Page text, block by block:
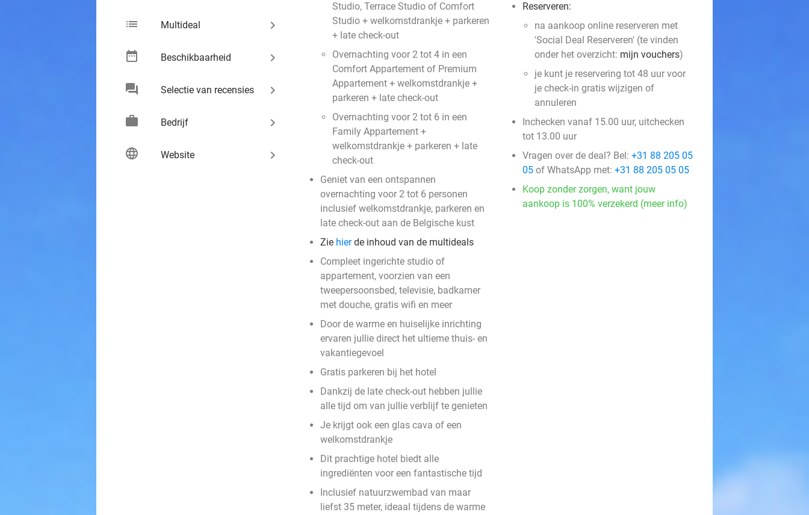
list Multideal keyboard_arrow_right
date_range Beschikbaarheid keyboard_arrow_right
chat Selectie van recensies keyboard_arrow_right
work Bedrijf keyboard_arrow_right
language Website keyboard_arrow_right
Studio, Terrace Studio of Comfort
Studio + welkomstdrankje + parkeren
+ late check-out
Overnachting voor 2 tot 4 in een
Comfort Appartement of Premium
Appartement + welkomstdrankje +
parkeren + late check-out
Overnachting voor 2 tot 6 in een
Family Appartement +
welkomstdrankje + parkeren + late
check-out
Geniet van een ontspannen
overnachting voor 2 tot 6 personen
inclusief welkomstdrankje, parkeren en
late check-out aan de Belgische kust
Zie hierde inhoud van de multideals
Compleet ingerichte studio of
appartement, voorzien van een
tweepersoonsbed, televisie, badkamer
met douche, gratis wifi en meer
Door de warme en huiselijke inrichting
ervaren jullie direct het ultieme thuis- en
vakantiegevoel
Gratis parkeren bij het hotel
Dankzij de late check-out hebben jullie
alle tijd om van jullie verblijf te genieten
Je krijgt ook een glas cava of een
welkomstdrankje
Dit prachtige hotel biedt alle
ingrediënten voor een fantastische tijd
Inclusief natuurzwembad van maar
liefst 35 meter, ideaal tijdens de warme
Reserveren:
na aankoop online reserveren met
'Social Deal Reserveren' (te vinden
onder het overzicht: mijn vouchers)
je kunt je reservering tot 48 uur voor
je check-in gratis wijzigen of
annuleren
Inchecken vanaf 15.00 uur, uitchecken
tot 13.00 uur
Vragen over de deal? Bel: +31 88 205 05
05 of WhatsApp met: +31 88 205 05 05
Koop zonder zorgen, want jouw
aankoop is 100% verzekerd (meer info)